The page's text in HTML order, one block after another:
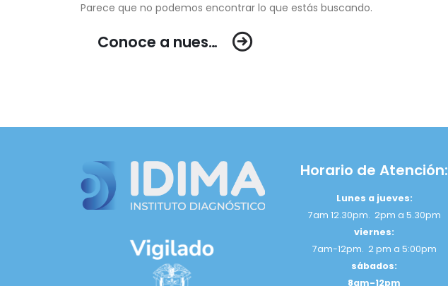
Parece que no podemos encontrar lo que estás buscando.
Conoce a nuestr
Horario de Atención:
Lunes a jueves:
7am 12.30pm. 2pm a 5.30pm
viernes:
7am-12pm. 2 pm a 5:00pm
sábados:
8am-12pm